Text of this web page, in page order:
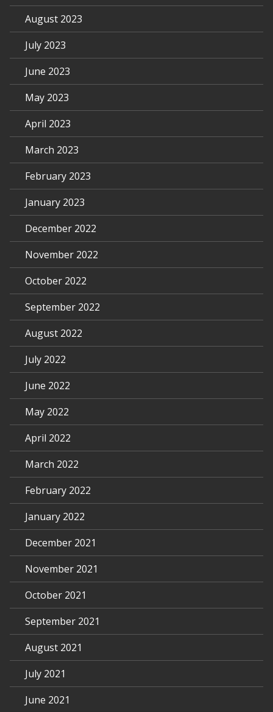
August 2023
July 2023
June 2023
May 2023
April 2023
March 2023
February 2023
January 2023
December 2022
November 2022
October 2022
September 2022
August 2022
July 2022
June 2022
May 2022
April 2022
March 2022
February 2022
January 2022
December 2021
November 2021
October 2021
September 2021
August 2021
July 2021
June 2021